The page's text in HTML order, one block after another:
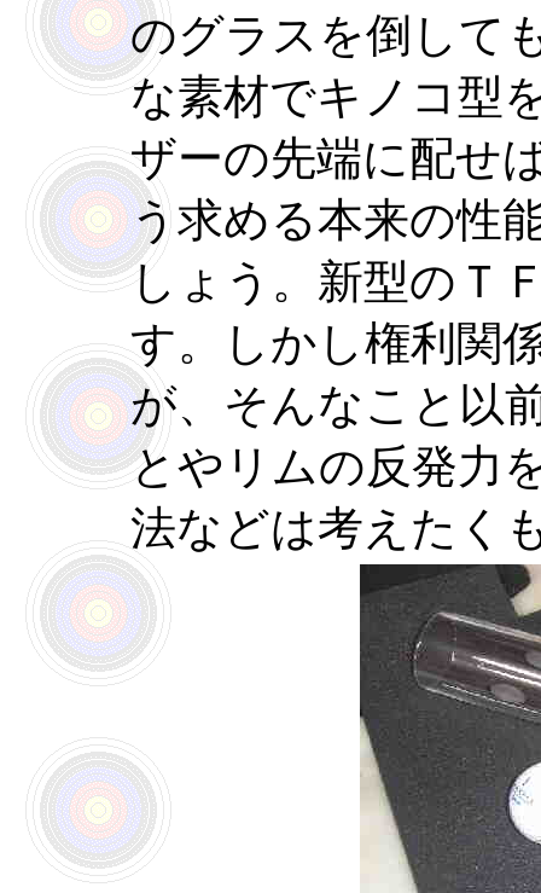
のグラスを倒して
な素材でキノコ型
ザーの先端に配せ
う求める本来の性
しょう。新型のＴ
す。しかし権利関
が、そんなこと以
とやリムの反発力
法などは考えたく